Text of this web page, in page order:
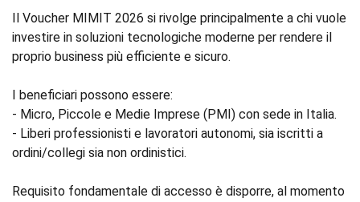
Il Voucher MIMIT 2026 si rivolge principalmente a chi vuole
investire in soluzioni tecnologiche moderne per rendere il
proprio business più efficiente e sicuro.
I beneficiari possono essere:
- Micro, Piccole e Medie Imprese (PMI) con sede in Italia.
- Liberi professionisti e lavoratori autonomi, sia iscritti a
ordini/collegi sia non ordinistici.
Requisito fondamentale di accesso è disporre, al momento